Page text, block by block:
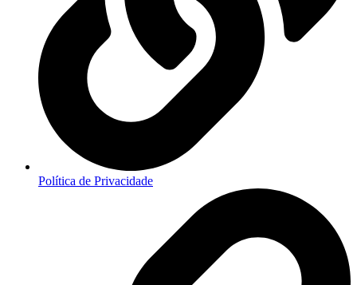
Política de Privacidade